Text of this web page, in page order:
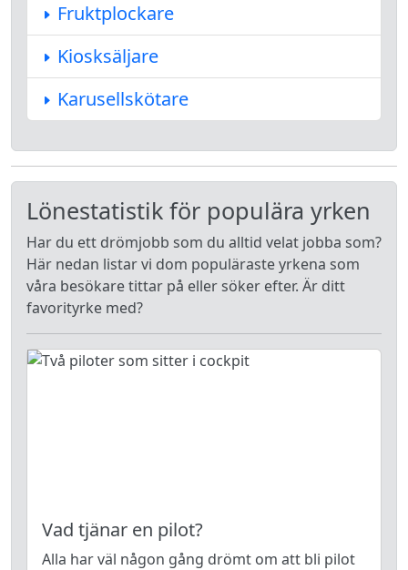
Fruktplockare
Kiosksäljare
Karusellskötare
Lönestatistik för populära yrken
Har du ett drömjobb som du alltid velat jobba som?
Här nedan listar vi dom populäraste yrkena som
våra besökare tittar på eller söker efter. Är ditt
favorityrke med?
Vad tjänar en pilot?
Alla har väl någon gång drömt om att bli pilot